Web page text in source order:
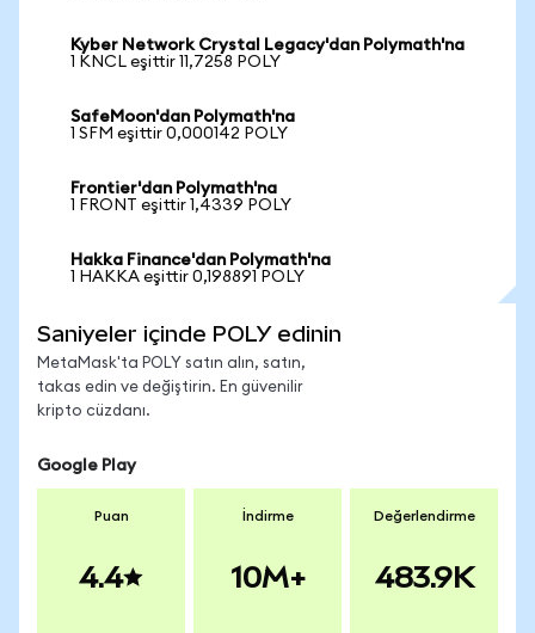
Kyber Network Crystal Legacy'dan Polymath'na
1 KNCL eşittir 11,7258 POLY
SafeMoon'dan Polymath'na
1 SFM eşittir 0,000142 POLY
Frontier'dan Polymath'na
1 FRONT eşittir 1,4339 POLY
Hakka Finance'dan Polymath'na
1 HAKKA eşittir 0,198891 POLY
Saniyeler içinde POLY edinin
MetaMask'ta POLY satın alın, satın,
takas edin ve değiştirin. En güvenilir
kripto cüzdanı.
Google Play
Puan
4.4
İndirme
10M+
Değerlendirme
483.9K